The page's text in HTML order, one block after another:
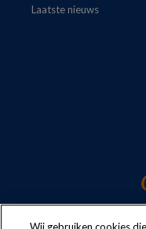
Laatste nieuws